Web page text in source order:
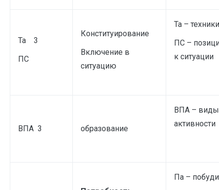
Та 3
ПС
Конституирование
Включение в
ситуацию
Та –
ПС –
к ситуации
ВПА 3 образование
ВПА –
активности
Па –